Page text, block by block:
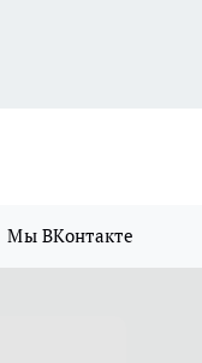
Мы ВКонтакте